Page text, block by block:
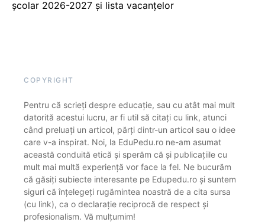
școlar 2026-2027 și lista vacanțelor
COPYRIGHT
Pentru că scrieți despre educație, sau cu atât mai mult
datorită acestui lucru, ar fi util să citați cu link, atunci
când preluați un articol, părți dintr-un articol sau o idee
care v-a inspirat. Noi, la EduPedu.ro ne-am asumat
această conduită etică și sperăm că și publicațiile cu
mult mai multă experiență vor face la fel. Ne bucurăm
că găsiți subiecte interesante pe Edupedu.ro și suntem
siguri că înțelegeți rugămintea noastră de a cita sursa
(cu link), ca o declarație reciprocă de respect și
profesionalism. Vă mulțumim!